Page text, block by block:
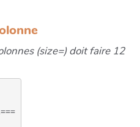
(size=) doit faire 12